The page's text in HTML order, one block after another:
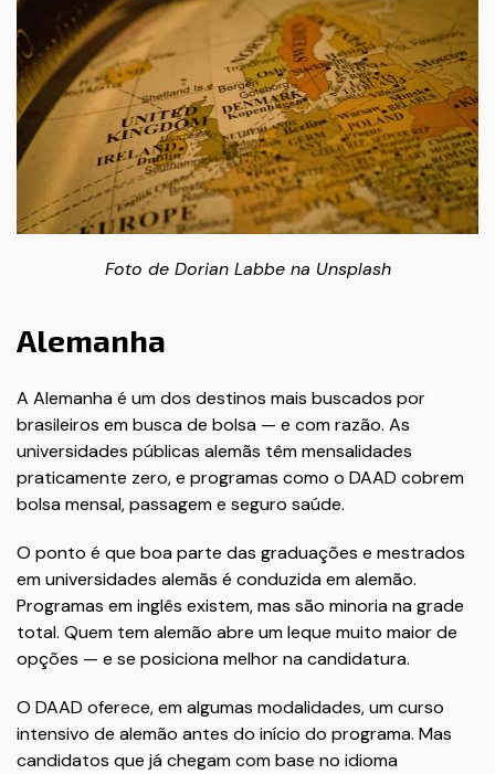
Foto de Dorian Labbena Unsplash
Alemanha
A Alemanha é um dos destinos mais buscados por
brasileiros em busca de bolsa — e com razão. As
universidades públicas alemãs têm mensalidades
praticamente zero, e programas como o DAAD cobrem
bolsa mensal, passagem e seguro saúde.
O ponto é que boa parte das graduações e mestrados
em universidades alemãs é conduzida em alemão.
Programas em inglês existem, mas são minoria na grade
total. Quem tem alemão abre um leque muito maior de
opções — e se posiciona melhor na candidatura.
O DAAD oferece, em algumas modalidades, um curso
intensivo de alemão antes do início do programa. Mas
candidatos que já chegam com base no idioma